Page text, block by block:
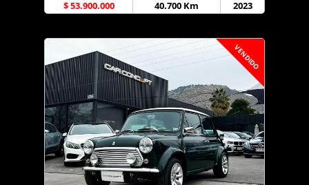
$ 53.900.000 40.700 Km 2023
VENDIDO